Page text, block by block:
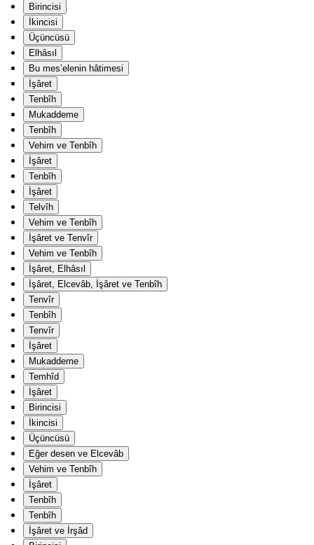
Birincisi
İkincisi
Üçüncüsü
Elhâsıl
Bu mes’elenin hâtimesi
İşâret
Tenbîh
Mukaddeme
Tenbîh
Vehim ve Tenbîh
İşâret
Tenbîh
İşâret
Telvîh
Vehim ve Tenbîh
İşâret ve Tenvîr
Vehim ve Tenbîh
İşâret, Elhâsıl
İşâret, Elcevâb, İşâret ve Tenbîh
Tenvîr
Tenbîh
Tenvîr
İşâret
Mukaddeme
Temhîd
İşâret
Birincisi
İkincisi
Üçüncüsü
Eğer desen ve Elcevâb
Vehim ve Tenbîh
İşâret
Tenbîh
Tenbîh
İşâret ve İrşâd